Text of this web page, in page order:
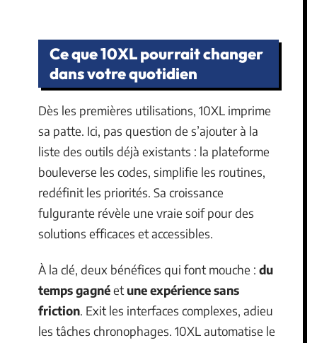
Ce que 10XL pourrait changer
dans votre quotidien
Dès les premières utilisations, 10XL imprime
sa patte. Ici, pas question de s’ajouter à la
liste des outils déjà existants : la plateforme
bouleverse les codes, simplifie les routines,
redéfinit les priorités. Sa croissance
fulgurante révèle une vraie soif pour des
solutions efficaces et accessibles.
À la clé, deux bénéfices qui font mouche : du
temps gagnéet une expérience sans
friction. Exit les interfaces complexes, adieu
les tâches chronophages. 10XL automatise le